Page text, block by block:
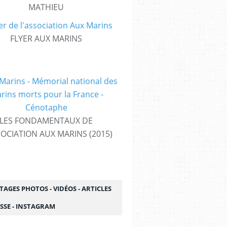
MATHIEU
FLYER AUX MARINS
LES FONDAMENTAUX DE
AUX MARINS (2015)
PHOTOS - VIDÉOS - ARTICLES
- INSTAGRAM